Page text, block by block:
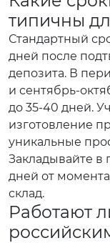
типичны
Стандартный
дней после
депозита. В
и сентябрь-
до 35-40 дней.
изготовление
уникальные
Закладывайте
дней от
склад.
Работают